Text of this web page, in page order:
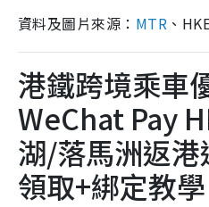
資料及圖片來源： MTR 、
港鐵跨境乘車
WeChat Pay
湖/落馬洲返
領取+綁定教學